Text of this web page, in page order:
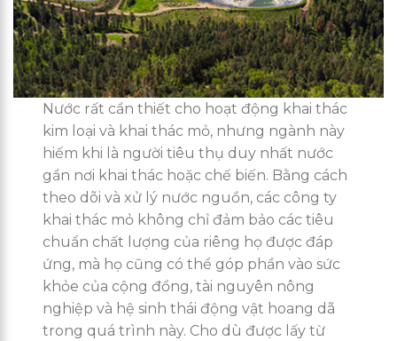
Nước rất cần thiết cho hoạt động khai thác
kim loại và khai thác mỏ, nhưng ngành này
hiếm khi là người tiêu thụ duy nhất nước
gần nơi khai thác hoặc chế biến. Bằng cách
theo dõi và xử lý nước nguồn, các công ty
khai thác mỏ không chỉ đảm bảo các tiêu
chuẩn chất lượng của riêng họ được đáp
ứng, mà họ cũng có thể góp phần vào sức
khỏe của cộng đồng, tài nguyên nông
nghiệp và hệ sinh thái động vật hoang dã
trong quá trình này. Cho dù được lấy từ